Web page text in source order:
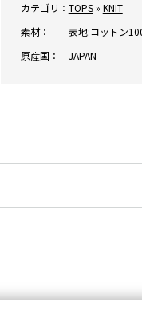
カテゴリ： TOPS» KNIT
素材：
表地:コットン
原産国：
JAPAN